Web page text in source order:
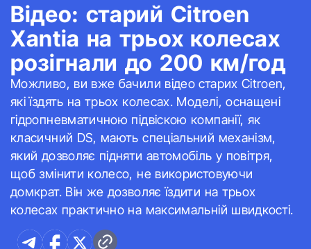
Відео: старий Citroen
Xantia на трьох колесах
розігнали до 200 км/год
Можливо, ви вже бачили відео старих Citroen,
які їздять на трьох колесах. Моделі, оснащені
гідропневматичною підвіскою компанії, як
класичний DS, мають спеціальний механізм,
який дозволяє підняти автомобіль у повітря,
щоб змінити колесо, не використовуючи
домкрат. Він же дозволяє їздити на трьох
колесах практично на максимальній швидкості.